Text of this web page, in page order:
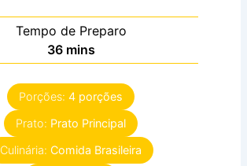
Tempo de Preparo
36minutes
mins
Porções: 4 porções
Prato: Prato Principal
Culinária: Comida Brasileira